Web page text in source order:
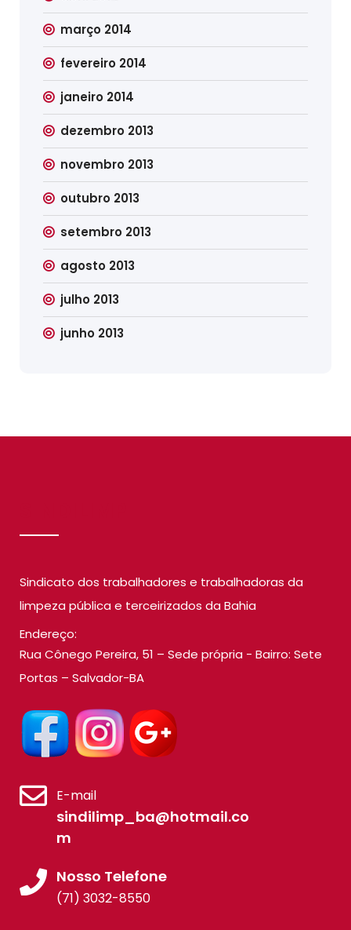
março 2014
fevereiro 2014
janeiro 2014
dezembro 2013
novembro 2013
outubro 2013
setembro 2013
agosto 2013
julho 2013
junho 2013
Sindicato dos trabalhadores e trabalhadoras da
limpeza pública e terceirizados da Bahia
Endereço:
Rua Cônego Pereira, 51 – Sede própria - Bairro: Sete
Portas – Salvador-BA
E-mail
sindilimp_ba@hotmail.co
m
Nosso Telefone
(71) 3032-8550